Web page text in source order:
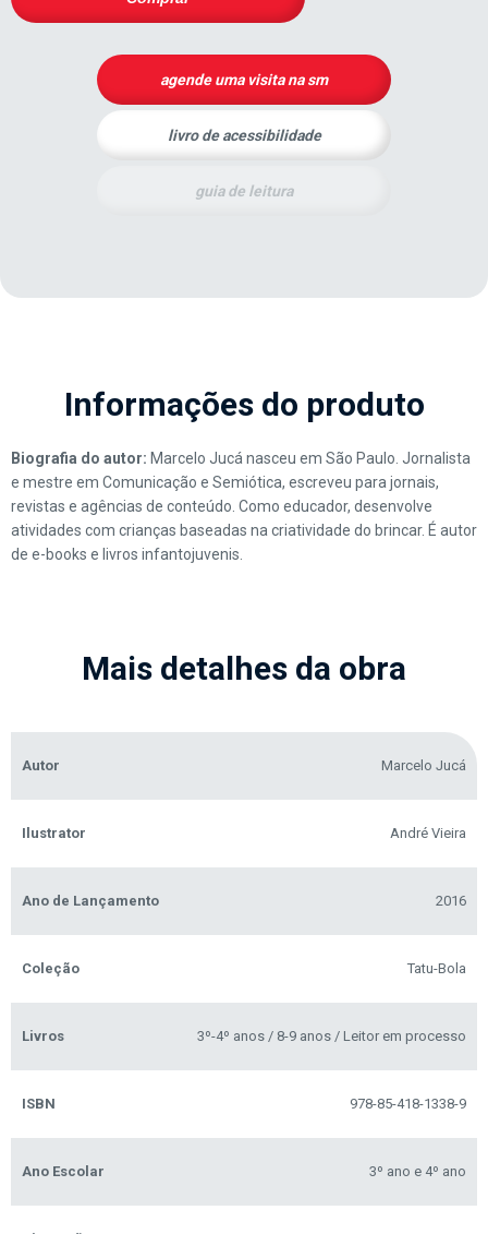
agende uma visita na sm
livro de acessibilidade
guia de leitura
Informações do produto
Biografia do autor: Marcelo Jucá nasceu em São Paulo. Jornalista
e mestre em Comunicação e Semiótica, escreveu para jornais,
revistas e agências de conteúdo. Como educador, desenvolve
atividades com crianças baseadas na criatividade do brincar. É autor
de e-books e livros infantojuvenis.
Mais detalhes da obra
Autor Marcelo Jucá
Ilustrator André Vieira
Ano de Lançamento 2016
Coleção Tatu-Bola
Livros 3º-4º anos / 8-9 anos / Leitor em processo
ISBN 978-85-418-1338-9
Ano Escolar 3º ano e 4º ano